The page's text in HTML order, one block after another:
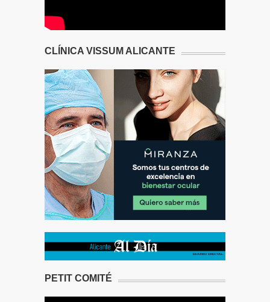
CLÍNICA VISSUM ALICANTE
PETIT COMITÉ